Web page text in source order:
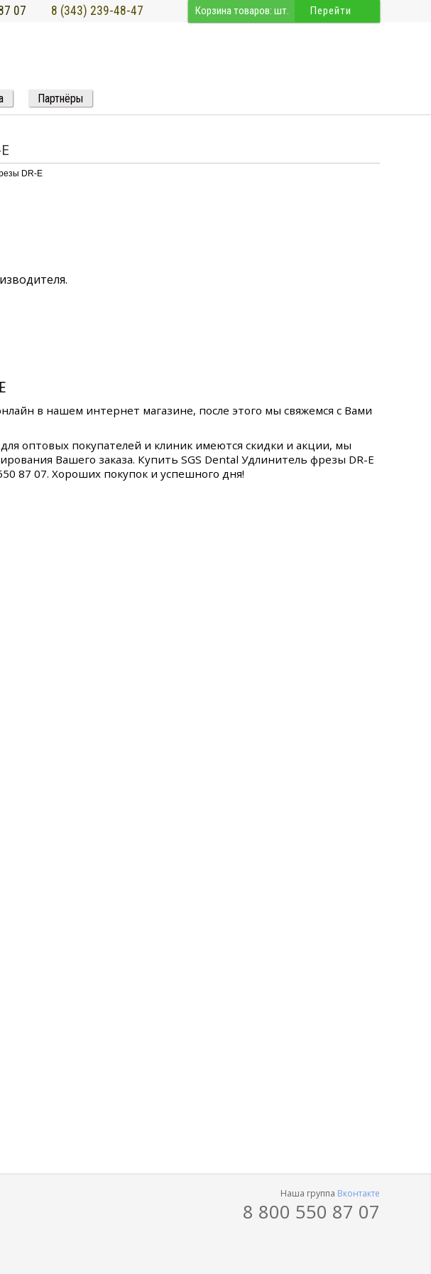
Перейти
Корзина товаров: шт.
07 8 (343) 239-48-47
Партнёры
DR-E
в нашем интернет магазине, после этого мы свяжемся с Вами
оптовых покупателей и клиник имеются скидки и акции, мы
Вашего заказа. Купить SGS Dental Удлинитель фрезы DR-E
87 07. Хороших покупок и успешного дня!
Наша группа Вконтакте
8 800 550 87 07